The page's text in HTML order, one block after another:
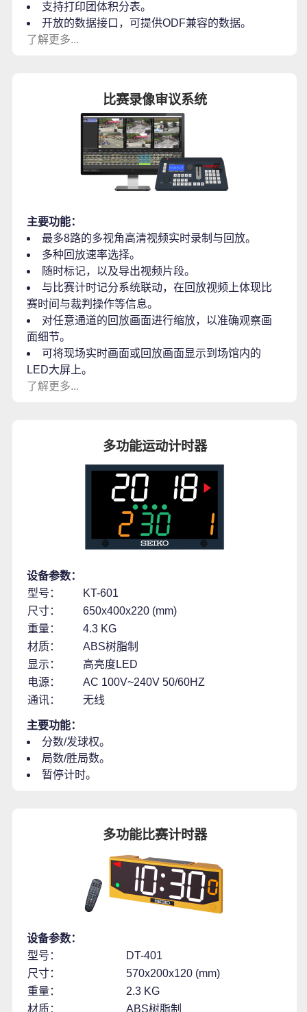
支持打印团体积分表。
开放的数据接口，可提供ODF兼容的数据。
了解更多...
比赛录像审议系统
主要功能：
最多8路的多视角高清视频实时录制与回放。
多种回放速率选择。
随时标记，以及导出视频片段。
与比赛计时记分系统联动，在回放视频上体现比
赛时间与裁判操作等信息。
对任意通道的回放画面进行缩放，以准确观察画
面细节。
可将现场实时画面或回放画面显示到场馆内的
LED大屏上。
了解更多...
多功能运动计时器
设备参数：
型号：
KT-601
尺寸：
650x400x220 (mm)
重量：
4.3 KG
材质：
ABS树脂制
显示：
高亮度LED
电源：
AC 100V~240V 50/60HZ
通讯：
无线
主要功能：
分数/发球权。
局数/胜局数。
暂停计时。
多功能比赛计时器
设备参数：
型号：
DT-401
尺寸：
570x200x120 (mm)
重量：
2.3 KG
材质：
ABS树脂制